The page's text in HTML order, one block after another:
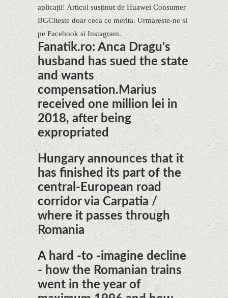
aplicații! Articol susținut de Huawei Consumer
BG​Citeste doar ceea ce merita. Urmareste-ne si
pe Facebook si Instagram.
Fanatik.ro: Anca Dragu's
husband has sued the state
and wants
compensation.Marius
received one million lei in
2018, after being
expropriated
Hungary announces that it
has finished its part of the
central-European road
corridor via Carpatia /
where it passes through
Romania
A hard -to -imagine decline
- how the Romanian trains
went in the year of